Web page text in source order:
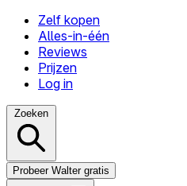
Zelf kopen
Alles-in-één
Reviews
Prijzen
Log in
Zoeken
Probeer Walter gratis